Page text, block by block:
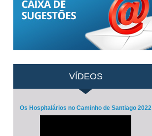
VÍDEOS
Os Hospitalários no Caminho de Santiago 2022